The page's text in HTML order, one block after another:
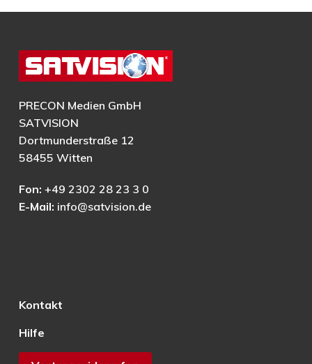
PRECON Medien GmbH
SATVISION
Dortmunderstraße 12
58455 Witten
Fon: +49 2302 28 23 3 0
E-Mail: info@satvision.de
Kontakt
Hilfe